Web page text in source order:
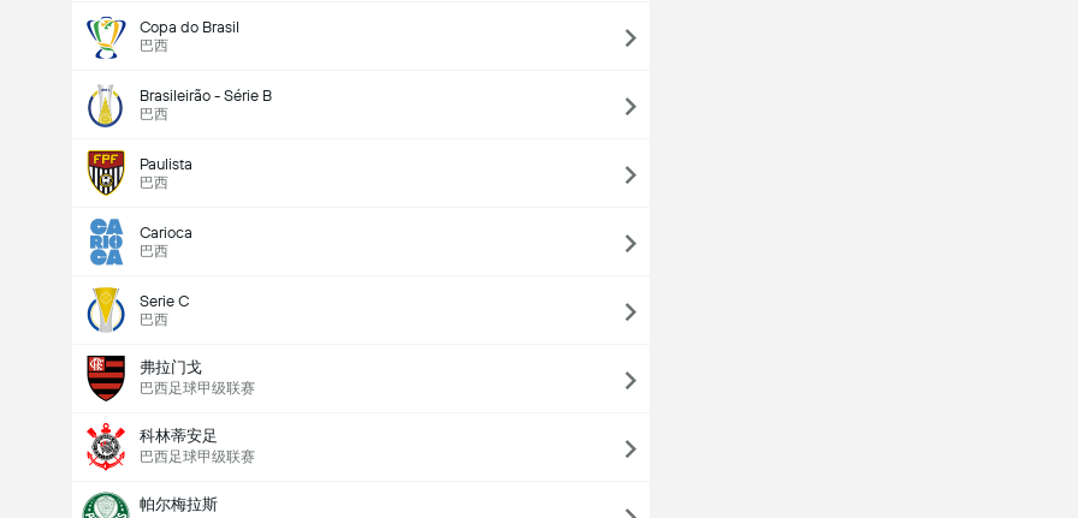
Copa do Brasil
巴西
Brasileirão - Série B
巴西
Paulista
巴西
Carioca
巴西
Serie C
巴西
弗拉门戈
巴西足球甲级联赛
科林蒂安足
巴西足球甲级联赛
帕尔梅拉斯